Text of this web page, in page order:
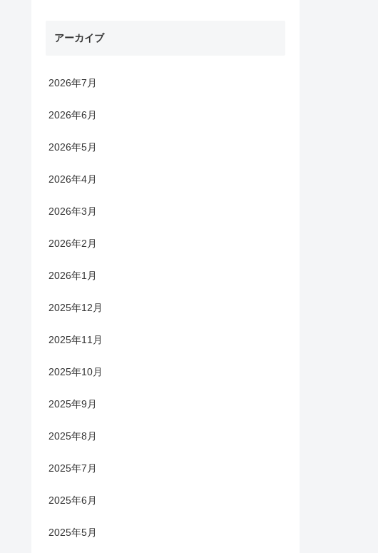
アーカイブ
2026年7月
2026年6月
2026年5月
2026年4月
2026年3月
2026年2月
2026年1月
2025年12月
2025年11月
2025年10月
2025年9月
2025年8月
2025年7月
2025年6月
2025年5月